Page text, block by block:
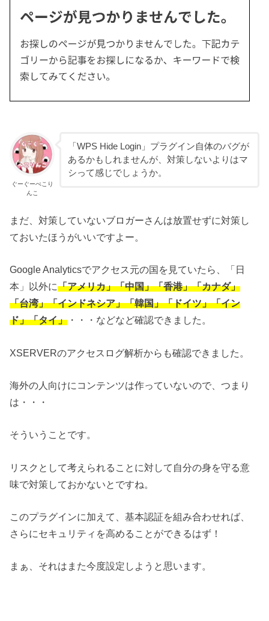
ぐーぐーぺこり
んこ
「WPS Hide Login」プラグイン自体のバグが
あるかもしれませんが、対策しないよりはマ
シって感じでしょうか。
まだ、対策していないブロガーさんは放置せずに対策し
ておいたほうがいいですよー。
Google Analyticsでアクセス元の国を見ていたら、「日
本」以外に「アメリカ」「中国」「香港」「カナダ」
「台湾」「インドネシア」「韓国」「ドイツ」「イン
ド」「タイ」 ・・・などなど確認できました。
XSERVERのアクセスログ解析からも確認できました。
海外の人向けにコンテンツは作っていないので、つまり
は・・・
そういうことです。
リスクとして考えられることに対して自分の身を守る意
味で対策しておかないとですね。
このプラグインに加えて、基本認証を組み合わせれば、
さらにセキュリティを高めることができるはず！
まぁ、それはまた今度設定しようと思います。